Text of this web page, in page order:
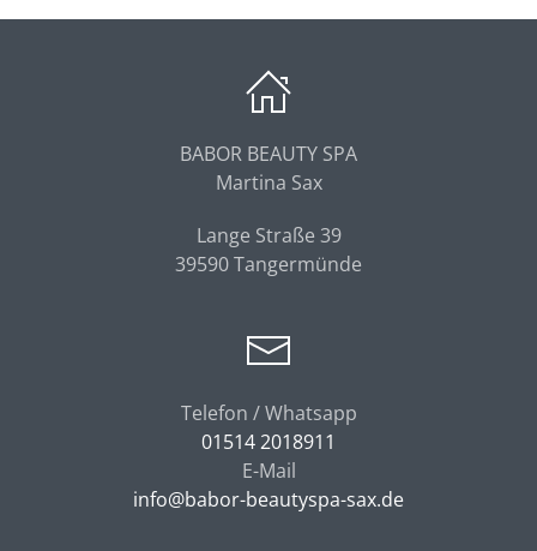
BABOR BEAUTY SPA
Martina Sax
Lange Straße 39
39590 Tangermünde
Telefon / Whatsapp
01514 2018911
E-Mail
info@babor-beautyspa-sax.de